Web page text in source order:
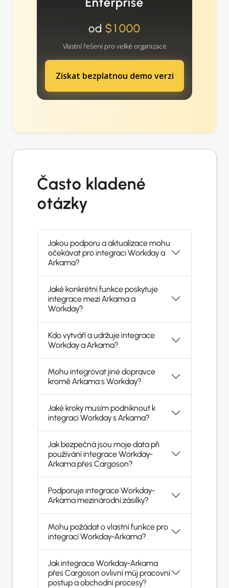
od $1000
Vlastní řešení pro velké organizace
Získat bezplatnou demo verzi
Často kladené
otázky
Jakou podporu a aktualizace mohu
očekávat pro integraci Workday a
Arkama?
Jaké konkrétní funkce poskytuje
integrace mezi Arkama a
Workday?
Kdo vytváří a udržuje integrace
Workday a Arkama?
Mohu integrovat jiné dopravce
kromě Arkama s Workday?
Jaké kroky musím podniknout k
integraci Workday s Arkama?
Jak bezpečná jsou moje data při
používání integrace Workday-
Arkama přes Cargoson?
Podporuje integrace Workday-
Arkama mezinárodní zásilky?
Mohu požádat o vlastní funkce pro
integraci Workday-Arkama?
Jak integrace Workday-Arkama
přes Cargoson ovlivní můj pracovní
postup a obchodní procesy?